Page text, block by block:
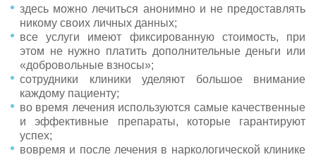
здесь можно лечиться анонимно и не предоставлять
никому своих личных данных;
все услуги имеют фиксированную стоимость, при
этом не нужно платить дополнительные деньги или
«добровольные взносы»;
сотрудники клиники уделяют большое внимание
каждому пациенту;
во время лечения используются самые качественные
и эффективные препараты, которые гарантируют
успех;
вовремя и после лечения в наркологической клинике
Оставить заявку
Нажимая кнопку «Оставить заявку», вы соглашаетесь с
конфиденциальности
Оставить заявку
Нажимая кнопку «Оставить заявку», вы соглашаетесь с
конфиденциальности
Оставить заявку
Нажимая кнопку «Оставить заявку», вы соглашаетесь с
конфиденциальности
Гарантируем анонимность
Нажимая на кнопку ”Отправить”, Вы даёте своё согласие на
обработку персональных данных
Нажимая кнопку "Отправить", вы соглашаетесь сполитикой
конфиденциальности
Нажимая на кнопку ”Отправить вопрос”, Вы даёте своё
обработку персональных данных
Вывод из запоя
Капельница от похмелья
Нарколог на дом
Кодрирование
Снятие ломки
Оставить заявку
Нажимая кнопку «Оставить заявку», вы соглашаетесь с
конфиденциальности